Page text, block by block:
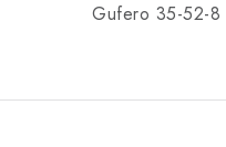
Gufero 35-52-8